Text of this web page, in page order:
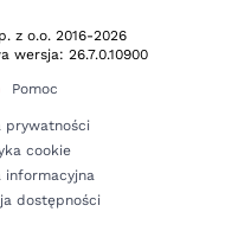
z o.o.2016-2026
wersja: 26.7.0.10900
Pomoc
prywatności
cookie
informacyjna
dostępności